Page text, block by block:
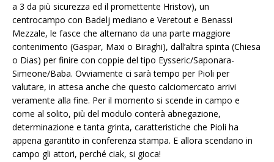
a 3 da più sicurezza ed il promettente Hristov), un
centrocampo con Badelj mediano e Veretout e Benassi
Mezzale, le fasce che alternano da una parte maggiore
contenimento (Gaspar, Maxi o Biraghi), dall’altra spinta (Chiesa
o Dias) per finire con coppie del tipo Eysseric/Saponara-
Simeone/Baba. Ovviamente ci sarà tempo per Pioli per
valutare, in attesa anche che questo calciomercato arrivi
veramente alla fine. Per il momento si scende in campo e
come al solito, più del modulo conterà abnegazione,
determinazione e tanta grinta, caratteristiche che Pioli ha
appena garantito in conferenza stampa. E allora scendano in
campo gli attori, perché ciak, si gioca!